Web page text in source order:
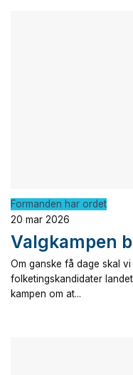
Formanden har ordet
20 mar 2026
Valgkampen
Om ganske få dage skal
folketingskandidater
kampen om at...